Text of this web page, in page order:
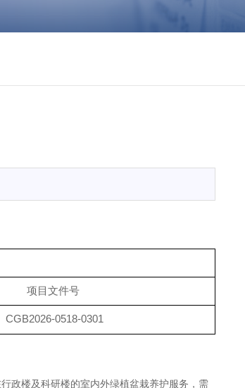
项目文件号
CGB2026-0518-0301
政楼及科研楼的室内外绿植盆栽养护服务，需